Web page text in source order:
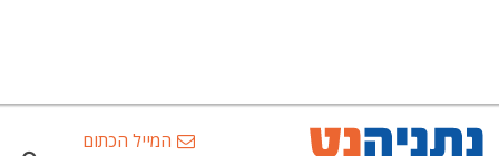
המייל הכתום